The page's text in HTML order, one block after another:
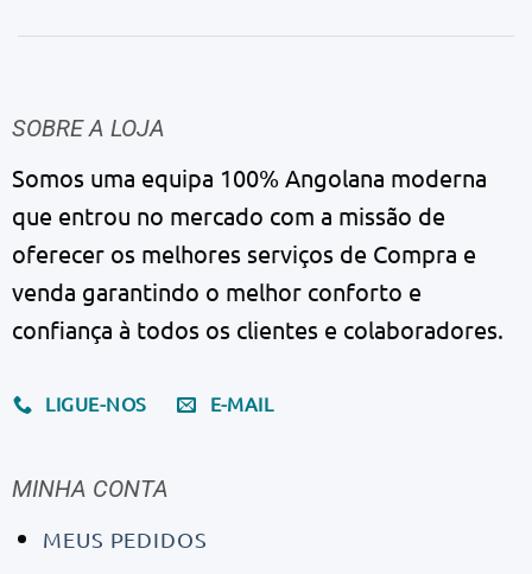
SOBRE A LOJA
Somos uma equipa 100% Angolana moderna
que entrou no mercado com a missão de
oferecer os melhores serviços de Compra e
venda garantindo o melhor conforto e
confiança à todos os clientes e colaboradores.
LIGUE-NOS E-MAIL
MINHA CONTA
MEUS PEDIDOS